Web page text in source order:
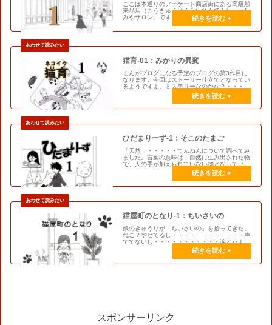
ここは本通りのアーケード商店街にある高級舶
来品店（こうきゅうはくらいひんてん）「かし
みやサロン」です。主人公はこちらで働いてい
た女性（彼氏イナイ歴＝年齢）で、元号が昭和
から平成へと改元されたころのお話となりま
猫育-01：みかりの異変
まんがブログになる予定のブログの第3作目に
なります。今回はストーリー仕立てとなってい
るようですよ。ミステリーなのかな？・・・コ
メディなのかな？いったいみかりに何があった
のでしょうか？これまでの登場人物主人公：女
ひだまりーず-1：そこのたまご
「天然」・・・・・てんねんについて調べてみ
ました。言葉の意味は、自然に生み出された物
で、人の手が加えられていない物となっていま
した。その他には、生まれながらにして持って
いるもの。意図しないでそうなること。などな
猫屋町のとなり-1：ちいさいの
娘のきゅうりが「ちいさいの」を拾ってきた。
ねこ？やせてるし・・・・・・・・・・・・声
でてないし・・・・・・・・・・・涙とハナ水
たらしているし・・・・・・・・・・・この日
から・・・・・・ちいさい家族が増えた。
スポンサーリンク